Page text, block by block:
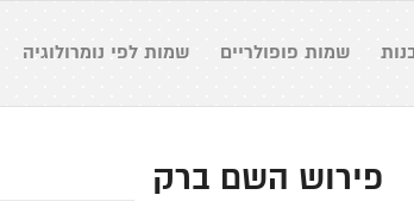
שמות פופולריים שמות לפי נומרולוגיה
פירוש השם ברק